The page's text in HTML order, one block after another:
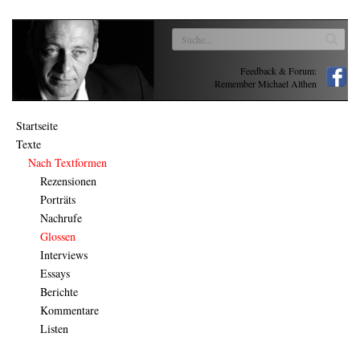
Feedback & Forum:
Remember Michael Althen
Startseite
Texte
Nach Textformen
Rezensionen
Porträts
Nachrufe
Glossen
Interviews
Essays
Berichte
Kommentare
Listen